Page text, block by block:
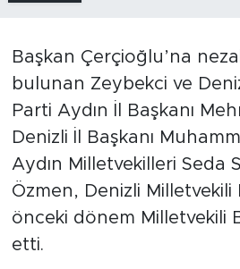
Başkan Çerçioğlu’na
bulunan Zeybekci ve
Parti Aydın İl Başkanı
Denizli İl Başkanı
Aydın Milletvekilleri Seda
Özmen, Denizli Milletvekili
önceki dönem Milletvekili
etti.